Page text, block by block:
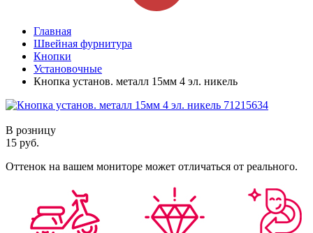
Главная
Швейная фурнитура
Кнопки
Установочные
Кнопка установ. металл 15мм 4 эл. никель
В розницу
15 руб.
Оттенок на вашем мониторе может отличаться от реального.